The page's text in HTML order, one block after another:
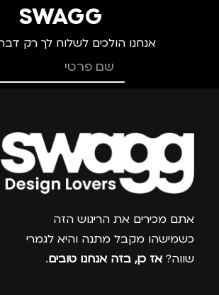
SWAGG
אנחנו הולכים לשלוח לך רק
צרפו
אתם מכירים את הריגוש הזה
כשמישהו מקבל מתנה והיא לגמרי
שווה? אז כן, בזה אנחנו טובים.